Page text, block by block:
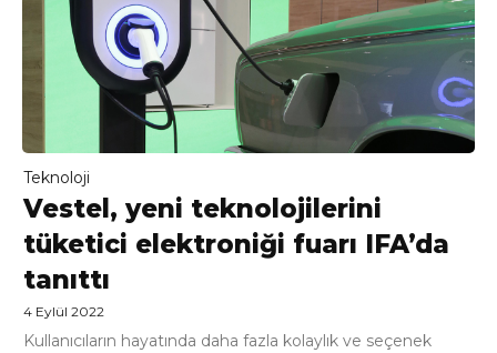
Teknoloji
Vestel, yeni teknolojilerini
tüketici elektroniği fuarı IFA’da
tanıttı
4 Eylül 2022
Kullanıcıların hayatında daha fazla kolaylık ve seçenek